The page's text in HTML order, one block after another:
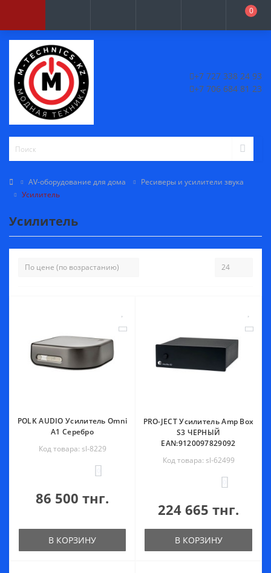
0
+7 727 338 24 93
+7 706 684 81 23
AV-оборудование для дома
Ресиверы и усилители звука
Усилитель
Усилитель
POLK AUDIO Усилитель Omni
A1 Серебро
Код товара: sl-8229
86 500 тнг.
В КОРЗИНУ
PRO-JECT Усилитель Amp Box
S3 ЧЕРНЫЙ
EAN:9120097829092
Код товара: sl-62499
224 665 тнг.
В КОРЗИНУ